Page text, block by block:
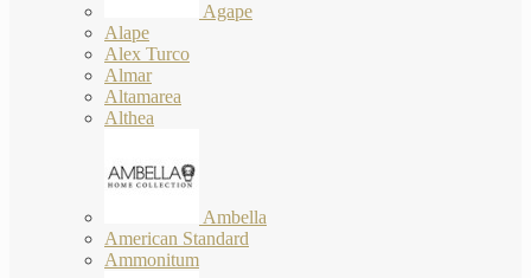
Agape
Alape
Alex Turco
Almar
Altamarea
Althea
Ambella
American Standard
Ammonitum